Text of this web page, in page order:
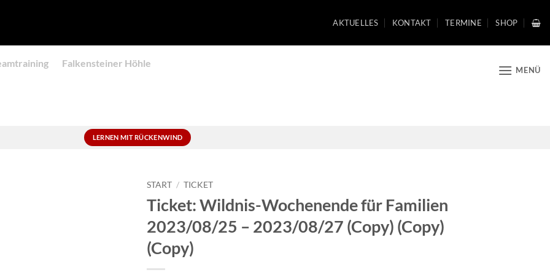
AKTUELLES KONTAKT TERMINE SHOP
Falkensteiner Höhle
MENÜ
LERNEN MIT RÜCKENWIND
START / TICKET
Ticket: Wildnis-Wochenende für Familien
2023/08/25 – 2023/08/27 (Copy) (Copy)
(Copy)